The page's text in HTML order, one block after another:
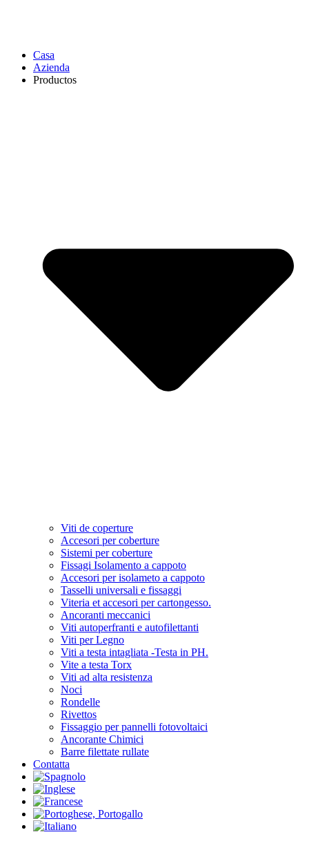
Casa
Azienda
Productos
Viti de coperture
Accesori per coberture
Sistemi per coberture
Fissagi Isolamento a cappoto
Accesori per isolameto a cappoto
Tasselli universali e fissaggi
Viteria et accesori per cartongesso.
Ancoranti meccanici
Viti autoperfranti e autofilettanti
Viti per Legno
Viti a testa intagliata -Testa in PH.
Vite a testa Torx
Viti ad alta resistenza
Noci
Rondelle
Rivettos
Fissaggio per pannelli fotovoltaici
Ancorante Chimici
Barre filettate rullate
Contatta